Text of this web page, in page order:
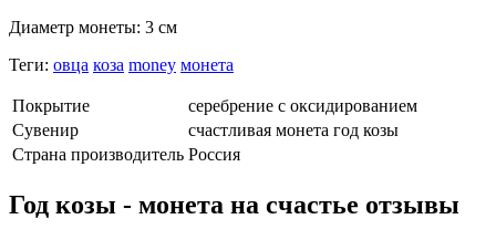
Диаметр монеты: 3 см
Теги: овца коза money монета
Покрытие
серебрение с оксидированием
Сувенир
счастливая монета год козы
Страна производитель Россия
Год козы - монета на счастье отзывы